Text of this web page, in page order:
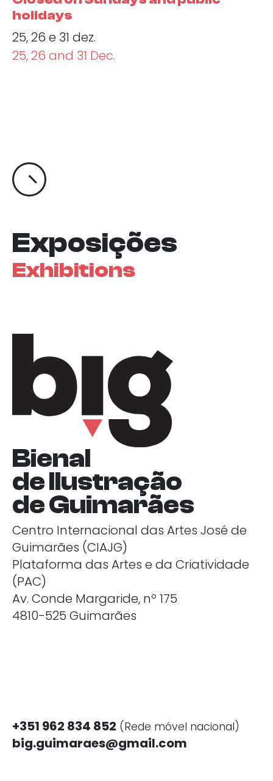
holidays
25, 26 e 31 dez.
25, 26 and 31 Dec.
Exposições
Exhibitions
Bienal
de Ilustração
de Guimarães
Centro Internacional das Artes José de
Guimarães (CIAJG)
Plataforma das Artes e da Criatividade
(PAC)
Av. Conde Margaride, nº 175
4810-525 Guimarães
+351 962 834 852 (Rede móvel nacional)
big.guimaraes@gmail.com